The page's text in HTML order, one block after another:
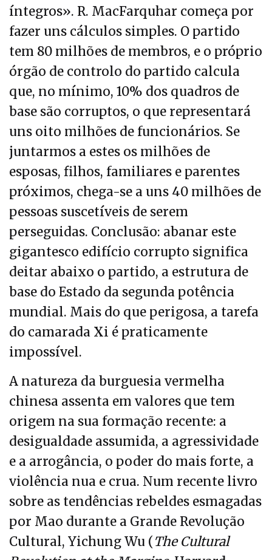
íntegros». R. MacFarquhar começa por
fazer uns cálculos simples. O partido
tem 80 milhões de membros, e o próprio
órgão de controlo do partido calcula
que, no mínimo, 10% dos quadros de
base são corruptos, o que representará
uns oito milhões de funcionários. Se
juntarmos a estes os milhões de
esposas, filhos, familiares e parentes
próximos, chega-se a uns 40 milhões de
pessoas suscetíveis de serem
perseguidas. Conclusão: abanar este
gigantesco edifício corrupto significa
deitar abaixo o partido, a estrutura de
base do Estado da segunda potência
mundial. Mais do que perigosa, a tarefa
do camarada Xi é praticamente
impossível.
A natureza da burguesia vermelha
chinesa assenta em valores que tem
origem na sua formação recente: a
desigualdade assumida, a agressividade
e a arrogância, o poder do mais forte, a
violência nua e crua. Num recente livro
sobre as tendências rebeldes esmagadas
por Mao durante a Grande Revolução
Cultural, Yichung Wu (The Cultural